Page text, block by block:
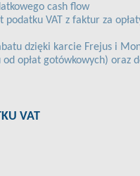
cash flow
VAT z faktur za
dzięki karcie Frejus i
opłat gotówkowych) oraz
VAT